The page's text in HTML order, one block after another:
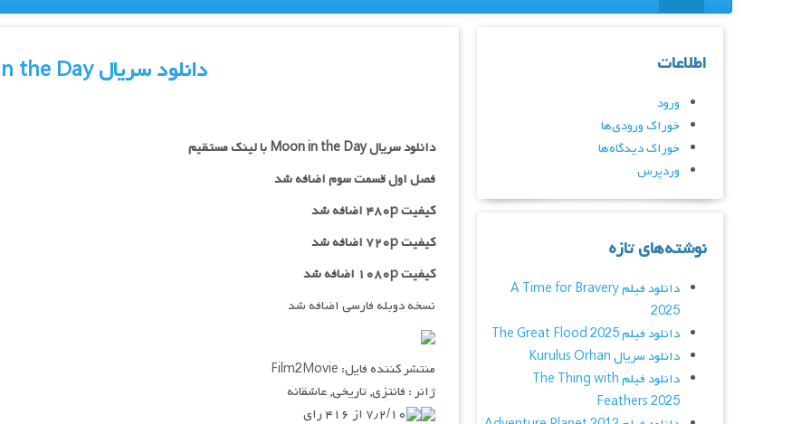
دانلود سریال Moon in the Day
دانلود سریال Moon in the Day با لینک مستقیم
فصل اول قسمت سوم اضافه شد
کیفیت ۴۸۰p اضافه شد
کیفیت ۷۲۰p
اضافه شد
کیفیت ۱۰۸۰p اضافه شد
نسخه دوبله فارسی اضافه شد
منتشر کننده فایل: Film2Movie
ژانر : فانتزی, تاریخی, عاشقانه
۷٫۲/۱۰ از ۴۱۶ رای
اطلاعات
ورود
خوراک ورودی‌ها
خوراک دیدگاه‌ها
وردپرس
نوشته‌های تازه
دانلود فیلم A Time for Bravery
2025
دانلود فیلم The Great Flood 2025
دانلود سریال Kurulus Orhan
دانلود فیلم The Thing with
Feathers 2025